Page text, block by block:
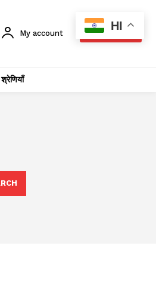
My account SUBSCRIBE
HI